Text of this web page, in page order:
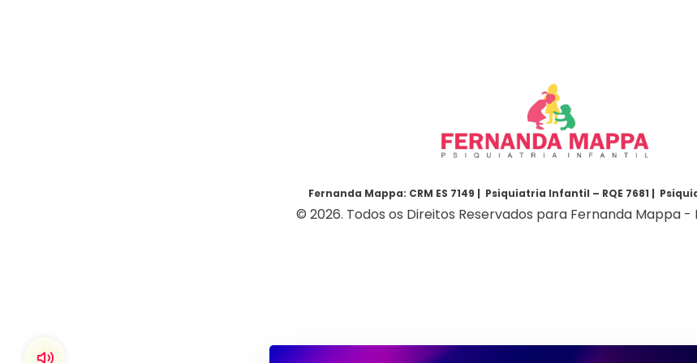
Fernanda Mappa: CRM ES 7149 | Psiquiatria Infantil – RQE 7681 |
© 2026. Todos os Direitos Reservados para Fernanda Mappa -